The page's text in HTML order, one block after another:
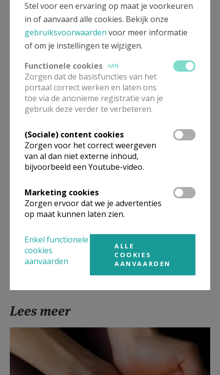
Eerste Communie Strombeek-Bever (2026)
Gepubliceerd door
Pastorale zone Sint-Norbertus - Grimbergen
Artikel
Deel dit artikel
Lees meer
Stel voor een ervaring op maat je voorkeuren
in of aanvaard alle cookies. Bekijk onze
gebruiksvoorwaarden voor meer informatie
of om je instellingen te wijzigen.
Functionele cookies
AAN
Zorgen dat de basisfuncties van het
portaal correct werken en laten ons
toe via de anonieme registratie van je
gebruik deze verder te verbeteren.
(Sociale) content cookies
Zorgen voor het correct weergeven
van al dan niet externe inhoud,
bijvoorbeeld een Youtube-video.
Marketing cookies
Zorgen ervoor dat we je advertenties
op maat kunnen laten zien.
Enkel functionele
cookies
aanvaarden
ALLE
COOKIES
AANVAARDEN